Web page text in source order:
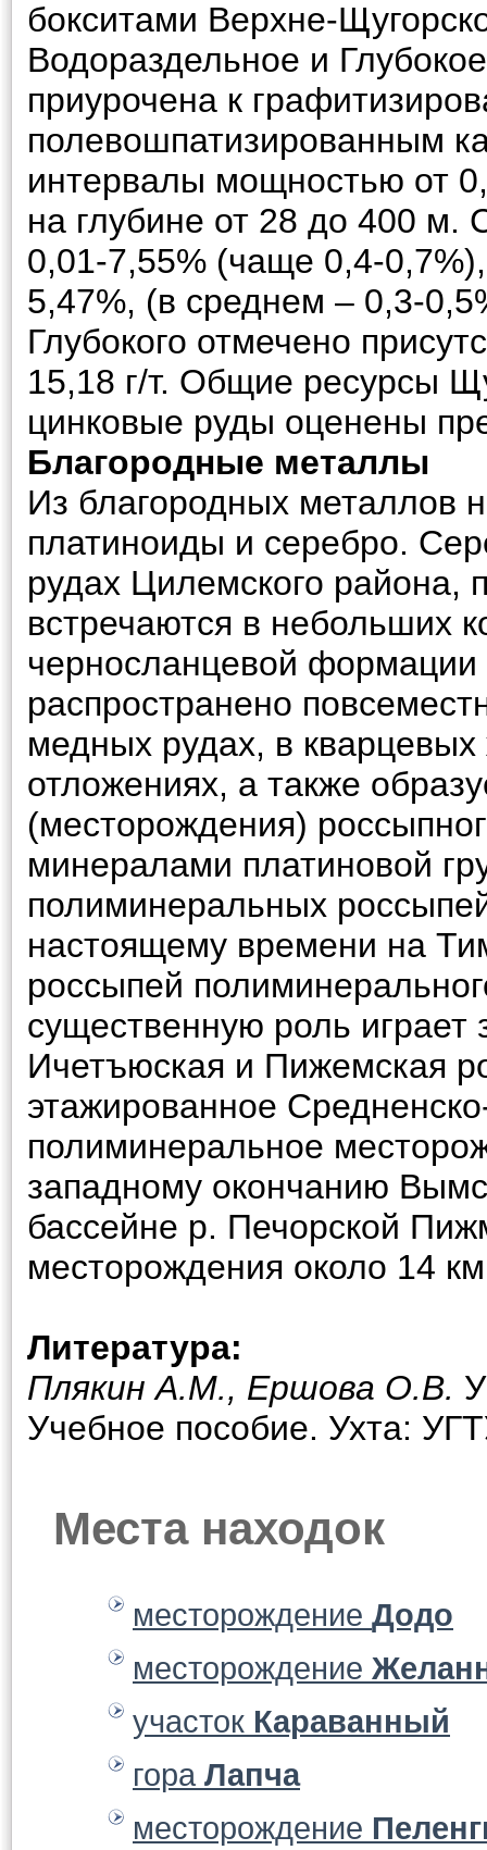
бокситами Верхне-
Водораздельное и
приурочена к
полевошпатизированным
интервалы мощностью от
на глубине от 28 до 400 м.
0,01-7,55% (чаще 0,4-
5,47%, (в среднем – 0,3-
Глубокого отмечено
15,18 г/т. Общие ресурсы
цинковые руды оценены
Благородные металлы
Из благородных металлов
платиноиды и серебро.
рудах Цилемского района,
встречаются в небольших
черносланцевой формации
распространено
медных рудах, в
отложениях, а также
(месторождения)
минералами платиновой
полиминеральных
настоящему времени на
россыпей
существенную роль играет
Ичетъюская и Пижемская
этажированное
полиминеральное
западному окончанию
бассейне р. Печорской
месторождения около 14
Литература:
Плякин А.М., Ершова О.В.
Учебное пособие. Ухта:
Места находок
месторождение Додо
месторождение
участок Караванный
гора Лапча
месторождение